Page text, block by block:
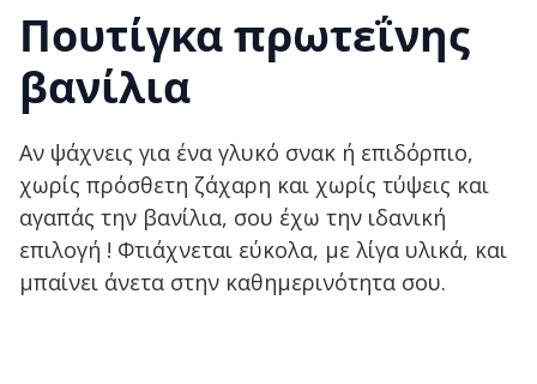
Πουτίγκα πρωτεΐνης
βανίλια
Αν ψάχνεις για ένα γλυκό σνακ ή επιδόρπιο,
χωρίς πρόσθετη ζάχαρη και χωρίς τύψεις και
αγαπάς την βανίλια, σου έχω την ιδανική
επιλογή ! Φτιάχνεται εύκολα, με λίγα υλικά, και
μπαίνει άνετα στην καθημερινότητα σου.